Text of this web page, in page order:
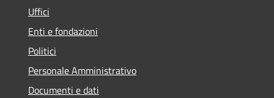
Uffici
Enti e fondazioni
Politici
Personale Amministrativo
Documenti e dati